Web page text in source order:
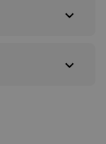
expand_more
expand_more